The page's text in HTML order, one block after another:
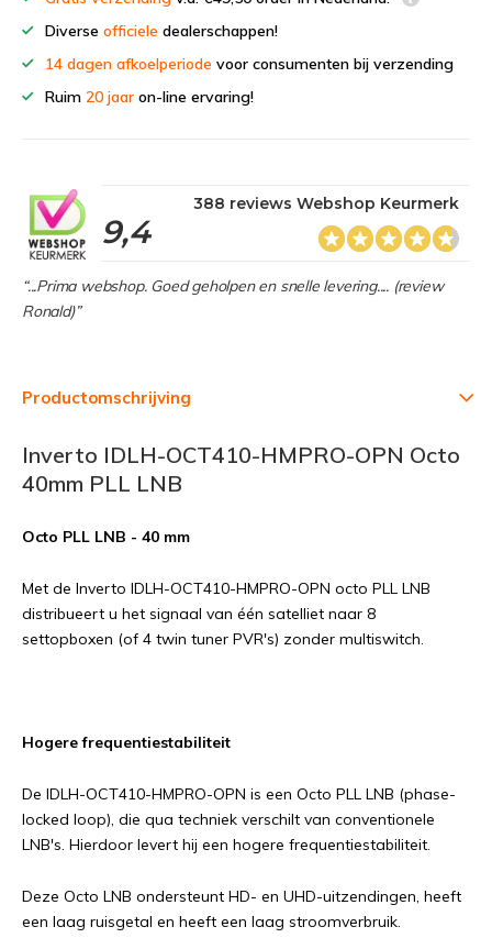
Diverse officiele dealerschappen!
14 dagen afkoelperiode voor consumenten bij verzending
Ruim 20 jaar on-line ervaring!
9,4
388 reviews Webshop Keurmerk
“...Prima webshop. Goed geholpen en snelle levering.... (review
Ronald)”
Productomschrijving
Inverto IDLH-OCT410-HMPRO-OPN Octo
40mm PLL LNB
Octo PLL LNB - 40 mm
Met de Inverto IDLH-OCT410-HMPRO-OPN octo PLL LNB
distribueert u het signaal van één satelliet naar 8
settopboxen (of 4 twin tuner PVR's) zonder multiswitch.
Hogere frequentiestabiliteit
De IDLH-OCT410-HMPRO-OPN is een Octo PLL LNB (phase-
locked loop), die qua techniek verschilt van conventionele
LNB's. Hierdoor levert hij een hogere frequentiestabiliteit.
Deze Octo LNB ondersteunt HD- en UHD-uitzendingen, heeft
een laag ruisgetal en heeft een laag stroomverbruik.